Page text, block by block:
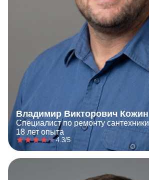
Владимир Викторович Кожин
Специалист по ремонту сантехники
18 лет опыта
4.3/5